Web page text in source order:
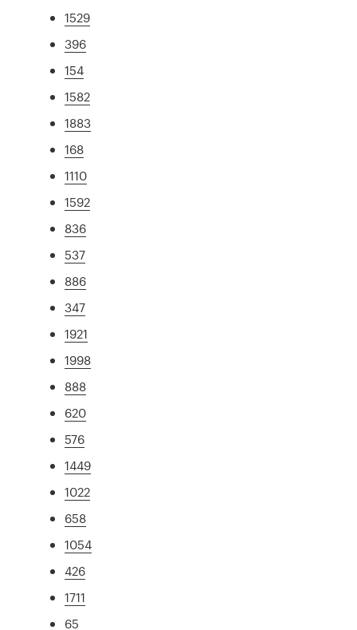
1529
396
154
1582
1883
168
1110
1592
836
537
886
347
1921
1998
888
620
576
1449
1022
658
1054
426
1711
65